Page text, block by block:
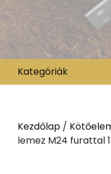
Kategóriák
Kezdőlap /
lemez M24 furattal